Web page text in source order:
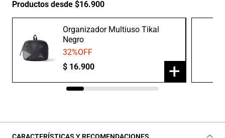
Productos desde $16.900
Organizador Multiuso Tikal
Negro
32%OFF
$ 16.900 +